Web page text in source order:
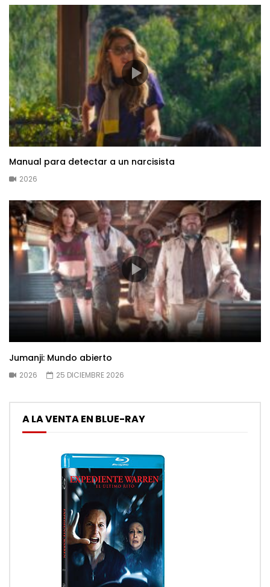
Manual para detectar a un narcisista
2026
Jumanji: Mundo abierto
2026 25 DICIEMBRE 2026
A LA VENTA EN BLUE-RAY